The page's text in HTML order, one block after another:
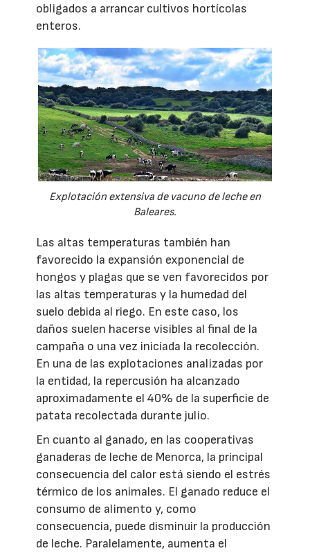
obligados a arrancar cultivos hortícolas
enteros.
Explotación extensiva de vacuno de leche en
Baleares.
Las altas temperaturas también han
favorecido la expansión exponencial de
hongos y plagas que se ven favorecidos por
las altas temperaturas y la humedad del
suelo debida al riego. En este caso, los
daños suelen hacerse visibles al final de la
campaña o una vez iniciada la recolección.
En una de las explotaciones analizadas por
la entidad, la repercusión ha alcanzado
aproximadamente el 40% de la superficie de
patata recolectada durante julio.
En cuanto al ganado, en las cooperativas
ganaderas de leche de Menorca, la principal
consecuencia del calor está siendo el estrés
térmico de los animales. El ganado reduce el
consumo de alimento y, como
consecuencia, puede disminuir la producción
de leche. Paralelamente, aumenta el